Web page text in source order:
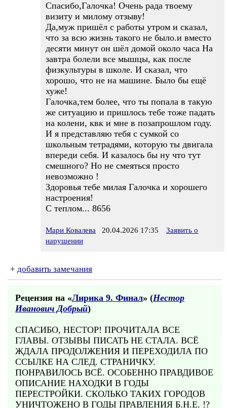
Спасибо,Галочка! Очень рада твоему
визиту и милому отзыву!
Да,муж пришёл с работы утром и сказал,
что за всю жизнь такого не было.и вместо
десяти минут он шёл домой около часа На
завтра болели все мышцы, как после
физкультуры в школе. И сказал, что
хорошо, что не на машине. Было бы ещё
хуже!
Галочка,тем более, что ты попала в такую
же ситуацию и пришлось тебе тоже падать
на колени, квк и мне в позапрошлом году.
И я представляю тебя с сумкой со
школьным тетрадями, которую ты двигала
впереди себя. И казалось бы ну что тут
смешного? Но не смеяться просто
невозможно !
Здоровья тебе милая Галочка и хорошего
настроения!
С теплом... 8656
Мари Ковалева 20.04.2026 17:35
Заявить о
нарушении
+ добавить замечания
Рецензия на «Лирика 9. Финал» (Нестор
Иванович Добрый)
СПАСИБО, НЕСТОР! ПРОЧИТАЛА ВСЕ
ГЛАВЫ. ОТЗЫВЫ ПИСАТЬ НЕ СТАЛА. ВСЁ
ЖДАЛА ПРОДОЛЖЕНИЯ И ПЕРЕХОДИЛА ПО
ССЫЛКЕ НА СЛЕД. СТРАНИЧКУ.
ПОНРАВИЛОСЬ ВСЁ. ОСОБЕННО ПРАВДИВОЕ
ОПИСАНИЕ НАХОДКИ В ГОДЫ
ПЕРЕСТРОЙКИ. СКОЛЬКО ТАКИХ ГОРОДОВ
УНИЧТОЖЕНО В ГОДЫ ПРАВЛЕНИЯ Б.Н.Е. !?